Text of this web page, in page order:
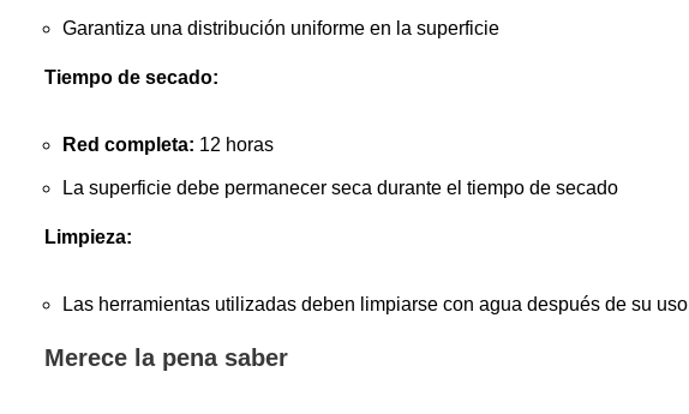
Garantiza una distribución uniforme en la superficie
Tiempo de secado:
Red completa: 12 horas
La superficie debe permanecer seca durante el tiempo de secado
Limpieza:
Las herramientas utilizadas deben limpiarse con agua después de su uso
Merece la pena saber